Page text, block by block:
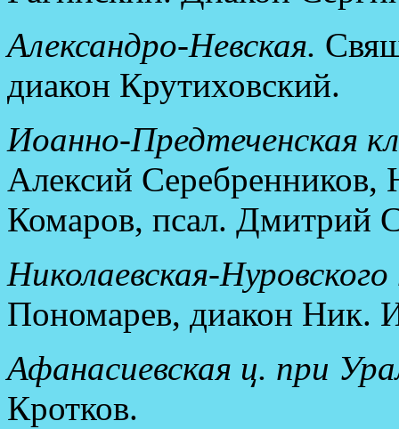
Александро-Невская.
диакон Крутиховский.
Иоанно-Предтеченская
Алексий
Комаров, псал. Дмитрий
Николаевская-
Пономарев, диакон Ник.
Афанасиевская ц. при
Кротков.